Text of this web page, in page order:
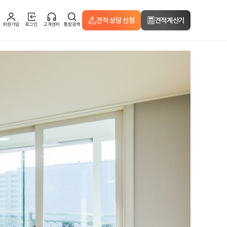
회원가입 로그인 고객센터 통합검색 견적 상담 신청 견적계산기